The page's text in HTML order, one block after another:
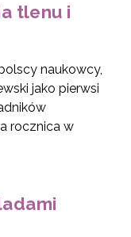
tlenu i
naukowcy,
jako pierwsi
rocznica w